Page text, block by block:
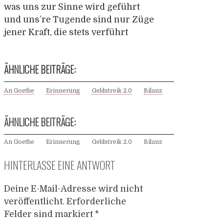
was uns zur Sinne wird geführt
und uns’re Tugende sind nur Züge
jener Kraft, die stets verführt
ÄHNLICHE BEITRÄGE:
An Goethe Erinnerung Geldstreik 2.0 Bilanz
ÄHNLICHE BEITRÄGE:
An Goethe Erinnerung Geldstreik 2.0 Bilanz
HINTERLASSE EINE ANTWORT
Deine E-Mail-Adresse wird nicht
veröffentlicht. Erforderliche
Felder sind markiert *